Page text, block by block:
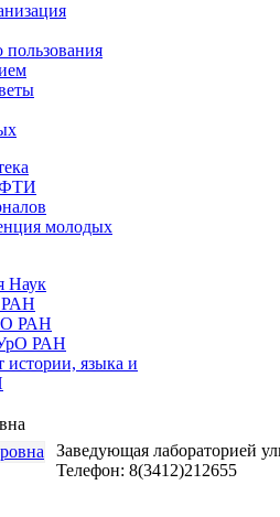
пользования
ФТИ
молодых
Наук
РАН
РАН
РАН
истории, языка и
Заведующая лабораторией
Телефон: 8(3412)212655